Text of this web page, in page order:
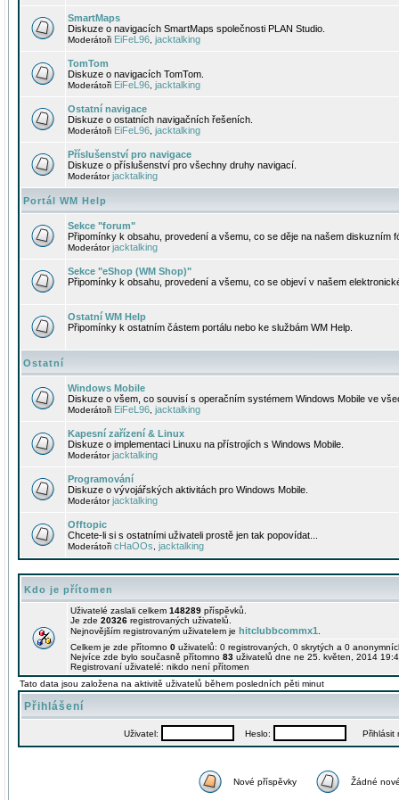
SmartMaps
Diskuze o navigacích SmartMaps společnosti PLAN Studio.
Moderátoři EiFeL96 jacktalking
TomTom
Diskuze o navigacích TomTom.
Moderátoři EiFeL96 jacktalking
Ostatní navigace
Diskuze o ostatních navigačních řešeních.
Moderátoři EiFeL96 jacktalking
Příslušenství pro navigace
Diskuze o příslušenství pro všechny druhy navigací.
Moderátorjacktalking
Portál WM Help
Sekce "forum"
Připomínky k obsahu, provedení a všemu, co se děje na našem diskuzním
Moderátorjacktalking
Sekce "eShop (WM Shop)"
Připomínky k obsahu, provedení a všemu, co se objeví v našem
Ostatní WM Help
Připomínky k ostatním částem portálu nebo ke službám WM Help.
Ostatní
Windows Mobile
Diskuze o všem, co souvisí s operačním systémem Windows Mobile ve
Moderátoři EiFeL96 jacktalking
Kapesní zařízení & Linux
Diskuze o implementaci Linuxu na přístrojích s Windows Mobile.
Moderátorjacktalking
Programování
Diskuze o vývojářských aktivitách pro Windows Mobile.
Moderátorjacktalking
Offtopic
Chcete-li si s ostatními uživateli prostě jen tak popovídat...
Moderátoři cHaOOs jacktalking
Kdo je přítomen
Uživatelé zaslali celkem 148289 příspěvků.
Je zde 20326 registrovaných uživatelů.
Nejnovějším registrovaným uživatelem je hitclubbcommx1
Celkem je zde přítomno 0 uživatelů: 0 registrovaných, 0 skrytých a 0
Nejvíce zde bylo současně přítomno 83 uživatelů dne ne 25. květen, 2014
Registrovaní uživatelé: nikdo není přítomen
Tato data jsou založena na aktivitě uživatelů během posledních pěti minut
Přihlášení
Uživatel: Heslo: Přihlásit
Nové příspěvky Žádné